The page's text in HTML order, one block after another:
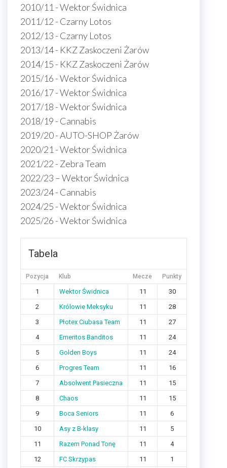
2010/11 - Wektor Świdnica
2011/12 - Czarny Lotos
2012/13 - Czarny Lotos
2013/14 - KKZ Zaskoczeni Żarów
2014/15 - KKZ Zaskoczeni Żarów
2015/16 - Wektor Świdnica
2016/17 - Wektor Świdnica
2017/18 - Wektor Świdnica
2018/19 - Cannabis
2019/20 - AUTO-SHOP Żarów
2020/21 - Wektor Świdnica
2021/22 - Zebra Team
2022/23 – Wektor Świdnica
2023/24 - Cannabis
2024/25 - Wektor Świdnica
2025/26 - Wektor Świdnica
Tabela
Pozycja Klub Mecze Punkty
1 Wektor Świdnica 11
30
2
Królowie Meksyku 11
28
3
Płotex Ciubasa Team 11
27
4
Emeritos Banditos 11
24
5
Golden Boys 11
24
6
Progres Team 11
16
7
Absolwent Pasieczna 11
15
8
Chaos 11
15
9
Boca Seniors 11
6
10
Asy z B-klasy 11
5
11
Razem Ponad Tonę 11
4
12
FC Skrzypas 11 1